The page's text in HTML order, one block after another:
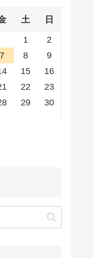
土 日
1
2
7 8
9
15
16
22
23
29
30